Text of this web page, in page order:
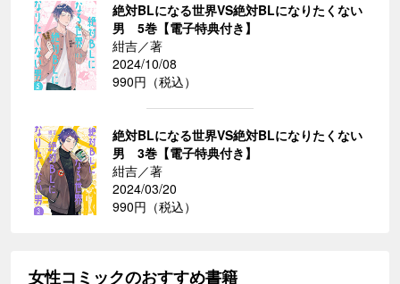
絶対BLになる世界VS絶対BLになりたくない
男 5巻【電子特典付き】
紺吉／著
2024/10/08
990円（税込）
絶対BLになる世界VS絶対BLになりたくない
男 3巻【電子特典付き】
紺吉／著
2024/03/20
990円（税込）
女性コミックのおすすめ書籍